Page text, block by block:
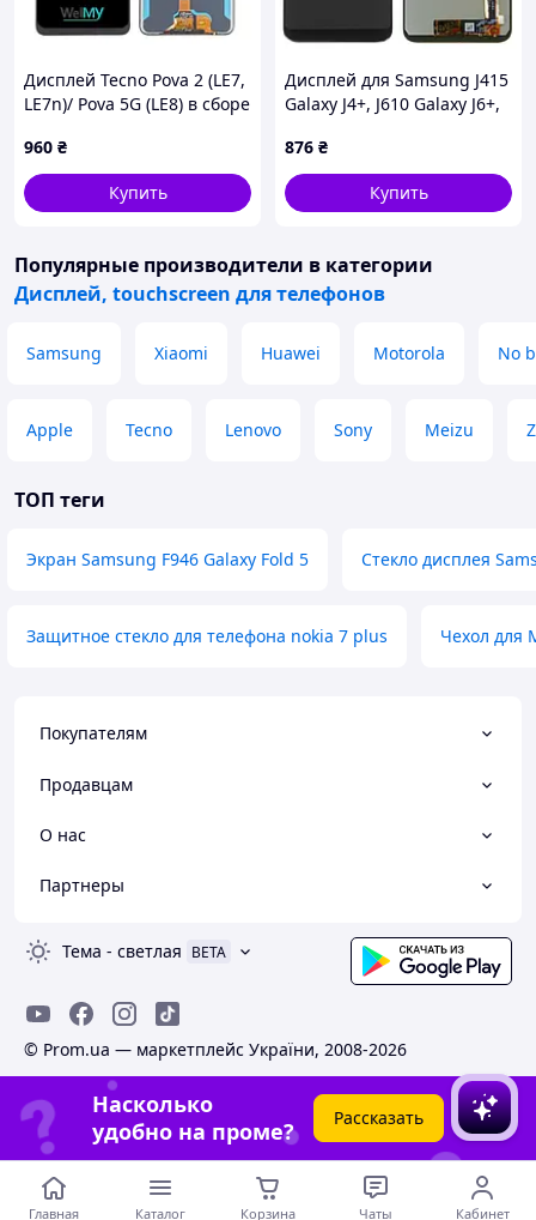
Дисплей Tecno Pova 2 (LE7,
LE7n)/ Pova 5G (LE8) в сборе
960 ₴
Купить
Дисплей для Samsung J415
Galaxy J4+, J610 Galaxy J6+,
Оригинал (переклеенное
стекло)
876 ₴
Купить
Популярные производители в категории
Дисплей, touchscreen для телефонов
Samsung Xiaomi Huawei Motorola No
Apple Tecno Lenovo Sony Meizu
ТОП теги
Экран Samsung F946 Galaxy Fold 5 Стекло дисплея
Защитное стекло для телефона nokia 7 plus Чехол для
Покупателям
Продавцам
О нас
Партнеры
Тема - светлая BETA
© Prom.ua — маркетплейс України, 2008-2026
Насколько
удобно на проме?
Рассказать
Главная Каталог Корзина Чаты Кабинет